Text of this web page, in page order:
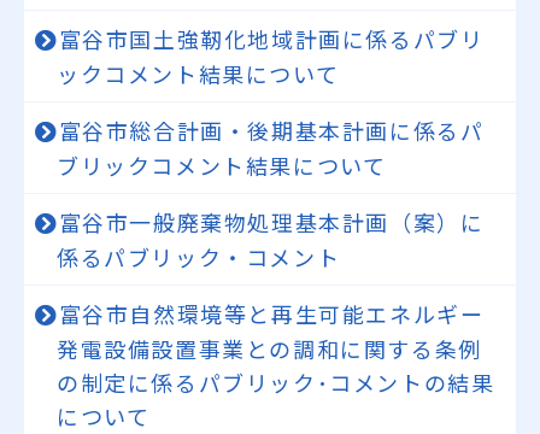
富谷市国土強靭化地域計画に係るパブリ
ックコメント結果について
富谷市総合計画・後期基本計画に係るパ
ブリックコメント結果について
富谷市一般廃棄物処理基本計画（案）に
係るパブリック・コメント
富谷市自然環境等と再生可能エネルギー
発電設備設置事業との調和に関する条例
の制定に係るパブリック･コメントの結果
について